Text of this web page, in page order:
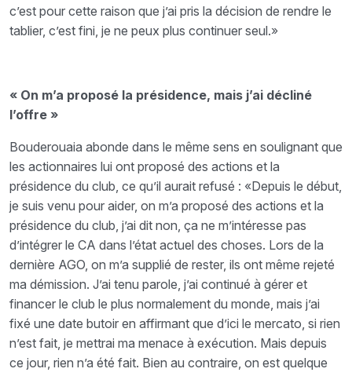
c’est pour cette raison que j’ai pris la décision de rendre le
tablier, c’est fini, je ne peux plus continuer seul.»
« On m’a proposé la présidence, mais j’ai décliné
l’offre »
Bouderouaia abonde dans le même sens en soulignant que
les actionnaires lui ont proposé des actions et la
présidence du club, ce qu’il aurait refusé : «Depuis le début,
je suis venu pour aider, on m’a proposé des actions et la
présidence du club, j’ai dit non, ça ne m’intéresse pas
d’intégrer le CA dans l’état actuel des choses. Lors de la
dernière AGO, on m’a supplié de rester, ils ont même rejeté
ma démission. J’ai tenu parole, j’ai continué à gérer et
financer le club le plus normalement du monde, mais j’ai
fixé une date butoir en affirmant que d’ici le mercato, si rien
n’est fait, je mettrai ma menace à exécution. Mais depuis
ce jour, rien n’a été fait. Bien au contraire, on est quelque